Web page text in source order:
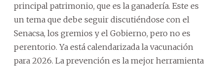
principal patrimonio, que es la ganadería. Este es
un tema que debe seguir discutiéndose con el
Senacsa, los gremios y el Gobierno, pero no es
perentorio. Ya está calendarizada la vacunación
para 2026. La prevención es la mejor herramienta